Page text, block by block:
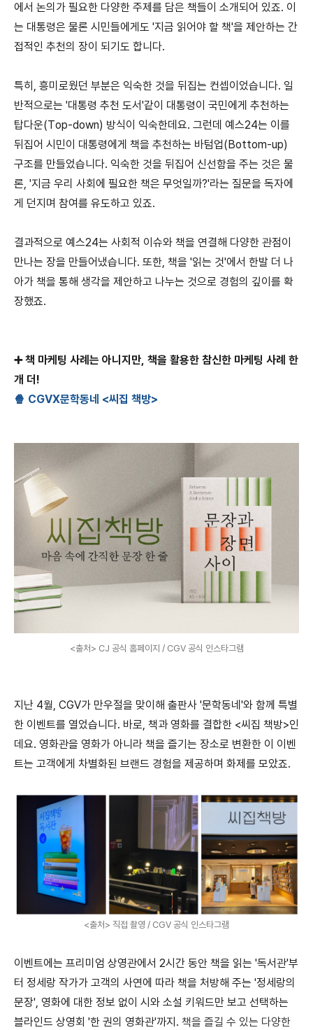
에서 논의가 필요한 다양한 주제를 담은 책들이 소개되어 있죠. 이
는 대통령은 물론 시민들에게도 '지금 읽어야 할 책'을 제안하는 간
접적인 추천의 장이 되기도 합니다.
특히, 흥미로웠던 부분은 익숙한 것을 뒤집는 컨셉이었습니다. 일
반적으로는 '대통령 추천 도서'같이 대통령이 국민에게 추천하는
탑다운(Top-down) 방식이 익숙한데요. 그런데 예스24는 이를
뒤집어 시민이 대통령에게 책을 추천하는 바텀업(Bottom-up)
구조를 만들었습니다. 익숙한 것을 뒤집어 신선함을 주는 것은 물
론, '지금 우리 사회에 필요한 책은 무엇일까?'라는 질문을 독자에
게 던지며 참여를 유도하고 있죠.
결과적으로 예스24는 사회적 이슈와 책을 연결해 다양한 관점이
만나는 장을 만들어냈습니다. 또한, 책을 '읽는 것'에서 한발 더 나
아가 책을 통해 생각을 제안하고 나누는 것으로 경험의 깊이를 확
장했죠.
➕ 책 마케팅 사례는 아니지만, 책을 활용한 참신한 마케팅 사례 한
개 더!
🍿 CGVX문학동네 <씨집 책방>
<출처> CJ 공식 홈페이지 / CGV 공식 인스타그램
지난 4월, CGV가 만우절을 맞이해 출판사 '문학동네'와 함께 특별
한 이벤트를 열었습니다. 바로, 책과 영화를 결합한 <씨집 책방>인
데요. 영화관을 영화가 아니라 책을 즐기는 장소로 변환한 이 이벤
트는 고객에게 차별화된 브랜드 경험을 제공하며 화제를 모았죠.
<출처> 직접 촬영 / CGV 공식 인스타그램
이벤트에는 프리미엄 상영관에서 2시간 동안 책을 읽는 '독서관'부
터 정세랑 작가가 고객의 사연에 따라 책을 처방해 주는 '정세랑의
문장', 영화에 대한 정보 없이 시와 소설 키워드만 보고 선택하는
블라인드 상영회 '한 권의 영화관'까지. 책을 즐길 수 있는 다양한